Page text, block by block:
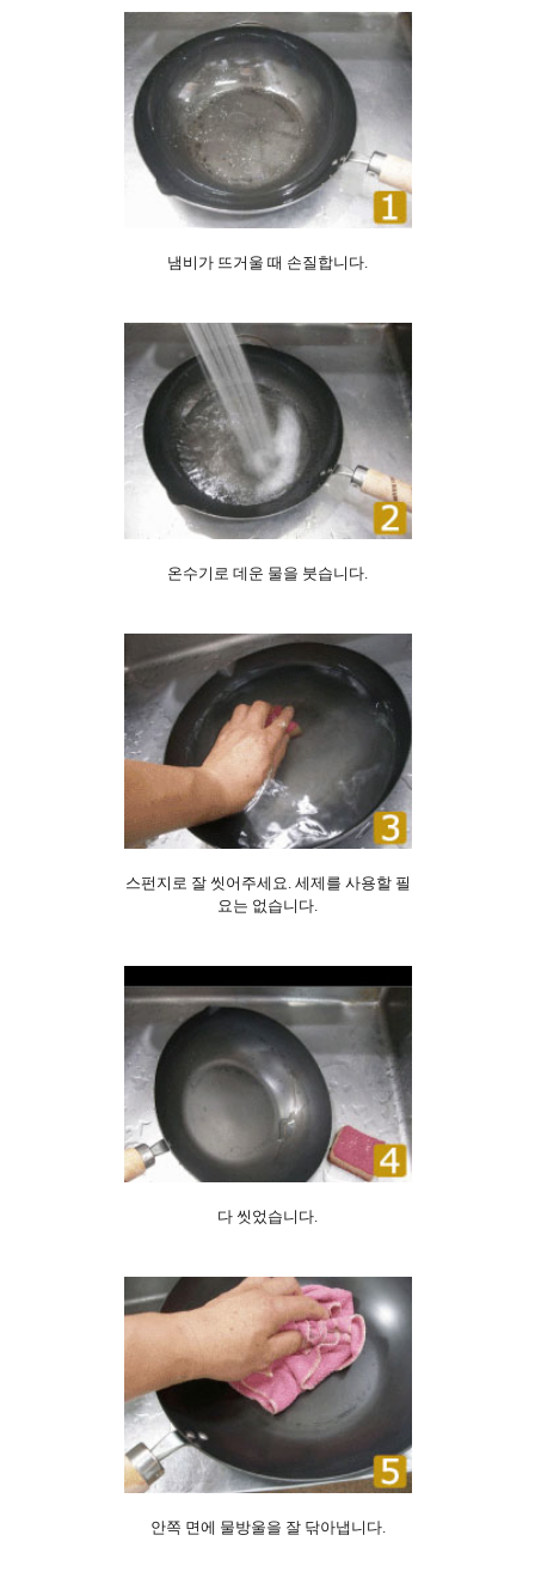
냄비가 뜨거울 때 손질합니다.
온수기로 데운 물을 붓습니다.
스펀지로 잘 씻어주세요. 세제를 사용할 필
요는 없습니다.
다 씻었습니다.
안쪽 면에 물방울을 잘 닦아냅니다.